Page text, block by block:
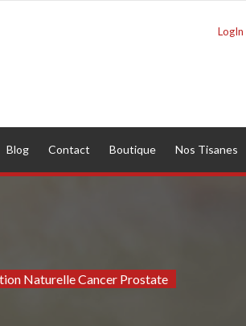
LogIn
Blog Contact Boutique Nos Tisanes
Naturelle Cancer Prostate